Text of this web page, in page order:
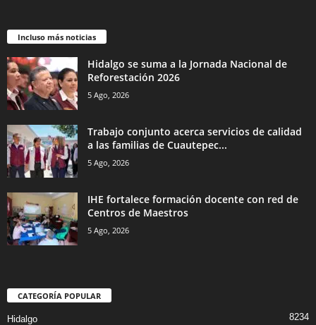
Incluso más noticias
Hidalgo se suma a la Jornada Nacional de
Reforestación 2026
5 Ago, 2026
Trabajo conjunto acerca servicios de calidad
a las familias de Cuautepec...
5 Ago, 2026
IHE fortalece formación docente con red de
Centros de Maestros
5 Ago, 2026
CATEGORÍA POPULAR
Hidalgo 8234